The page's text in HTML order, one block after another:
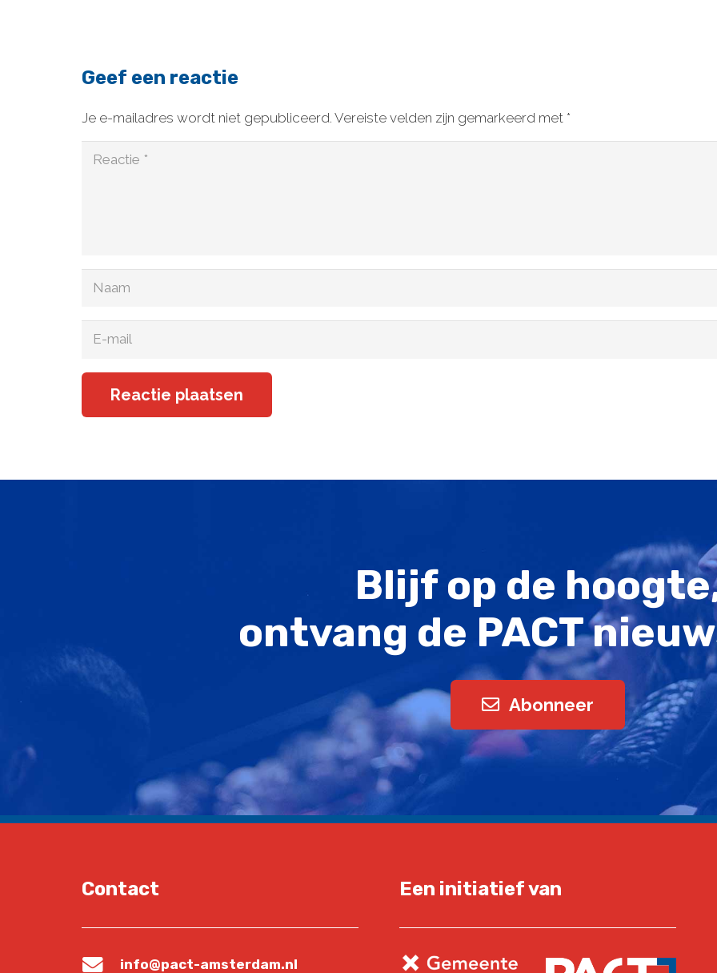
Geef een reactie
Je e-mailadres wordt niet gepubliceerd. Vereiste velden zijn gemarkeerd met *
Reactie plaatsen
Blijf op de
ontvang de PACT
Abonneer
Contact
info@pact-amsterdam.nl
Een initiatief van